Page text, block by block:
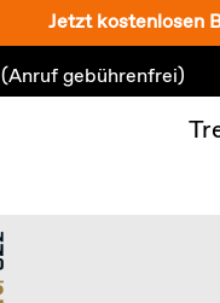
Jetzt kostenlosen
(Anruf gebührenfrei)